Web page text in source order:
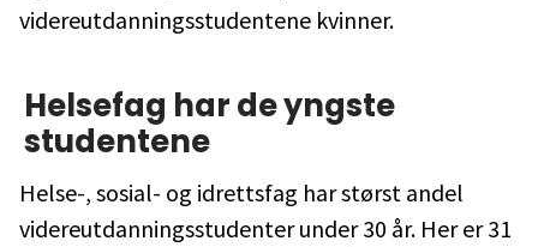
videreutdanningsstudentene kvinner.
Helsefag har de yngste
studentene
Helse-, sosial- og idrettsfag har størst andel
videreutdanningsstudenter under 30 år. Her er 31